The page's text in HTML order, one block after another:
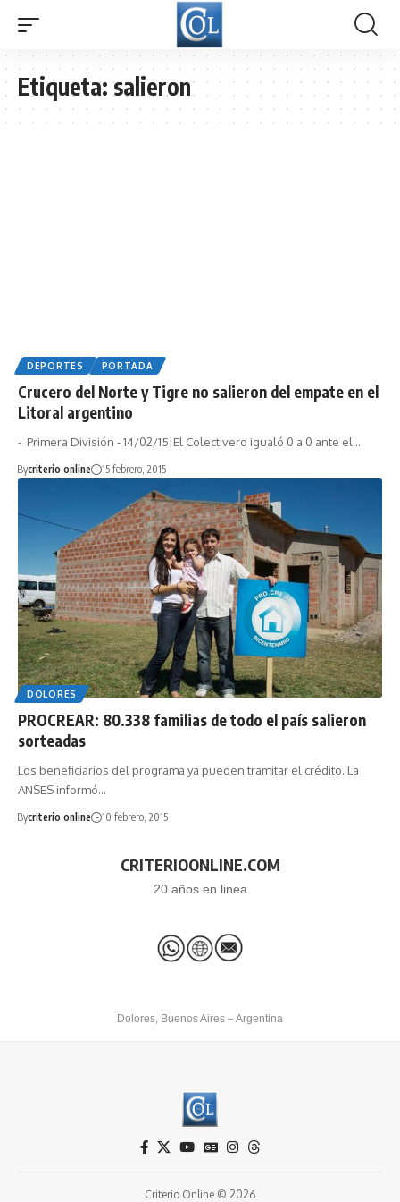
Etiqueta:salieron
DEPORTES PORTADA
Crucero del Norte y Tigre no salieron del empate en el
Litoral argentino
- Primera División - 14/02/15|El Colectivero igualó 0 a 0 ante el…
Bycriterio online 15 febrero, 2015
DOLORES
PROCREAR: 80.338 familias de todo el país salieron
sorteadas
Los beneficiarios del programa ya pueden tramitar el crédito. La
ANSES informó…
Bycriterio online 10 febrero, 2015
CRITERIOONLINE.COM
20 años en linea
Dolores, Buenos Aires – Argentina
Criterio Online © 2026